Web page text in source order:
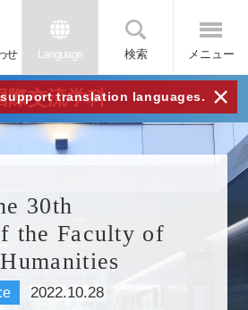
せ Language 検索 メニュー
translation languages. ×
際交流学科
30th
the Faculty of
2022.10.28